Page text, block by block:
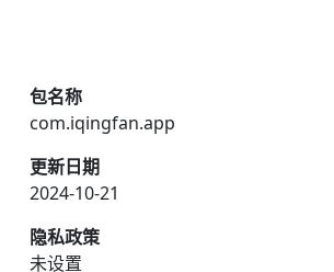
包名称
com.iqingfan.app
更新日期
2024-10-21
隐私政策
未设置